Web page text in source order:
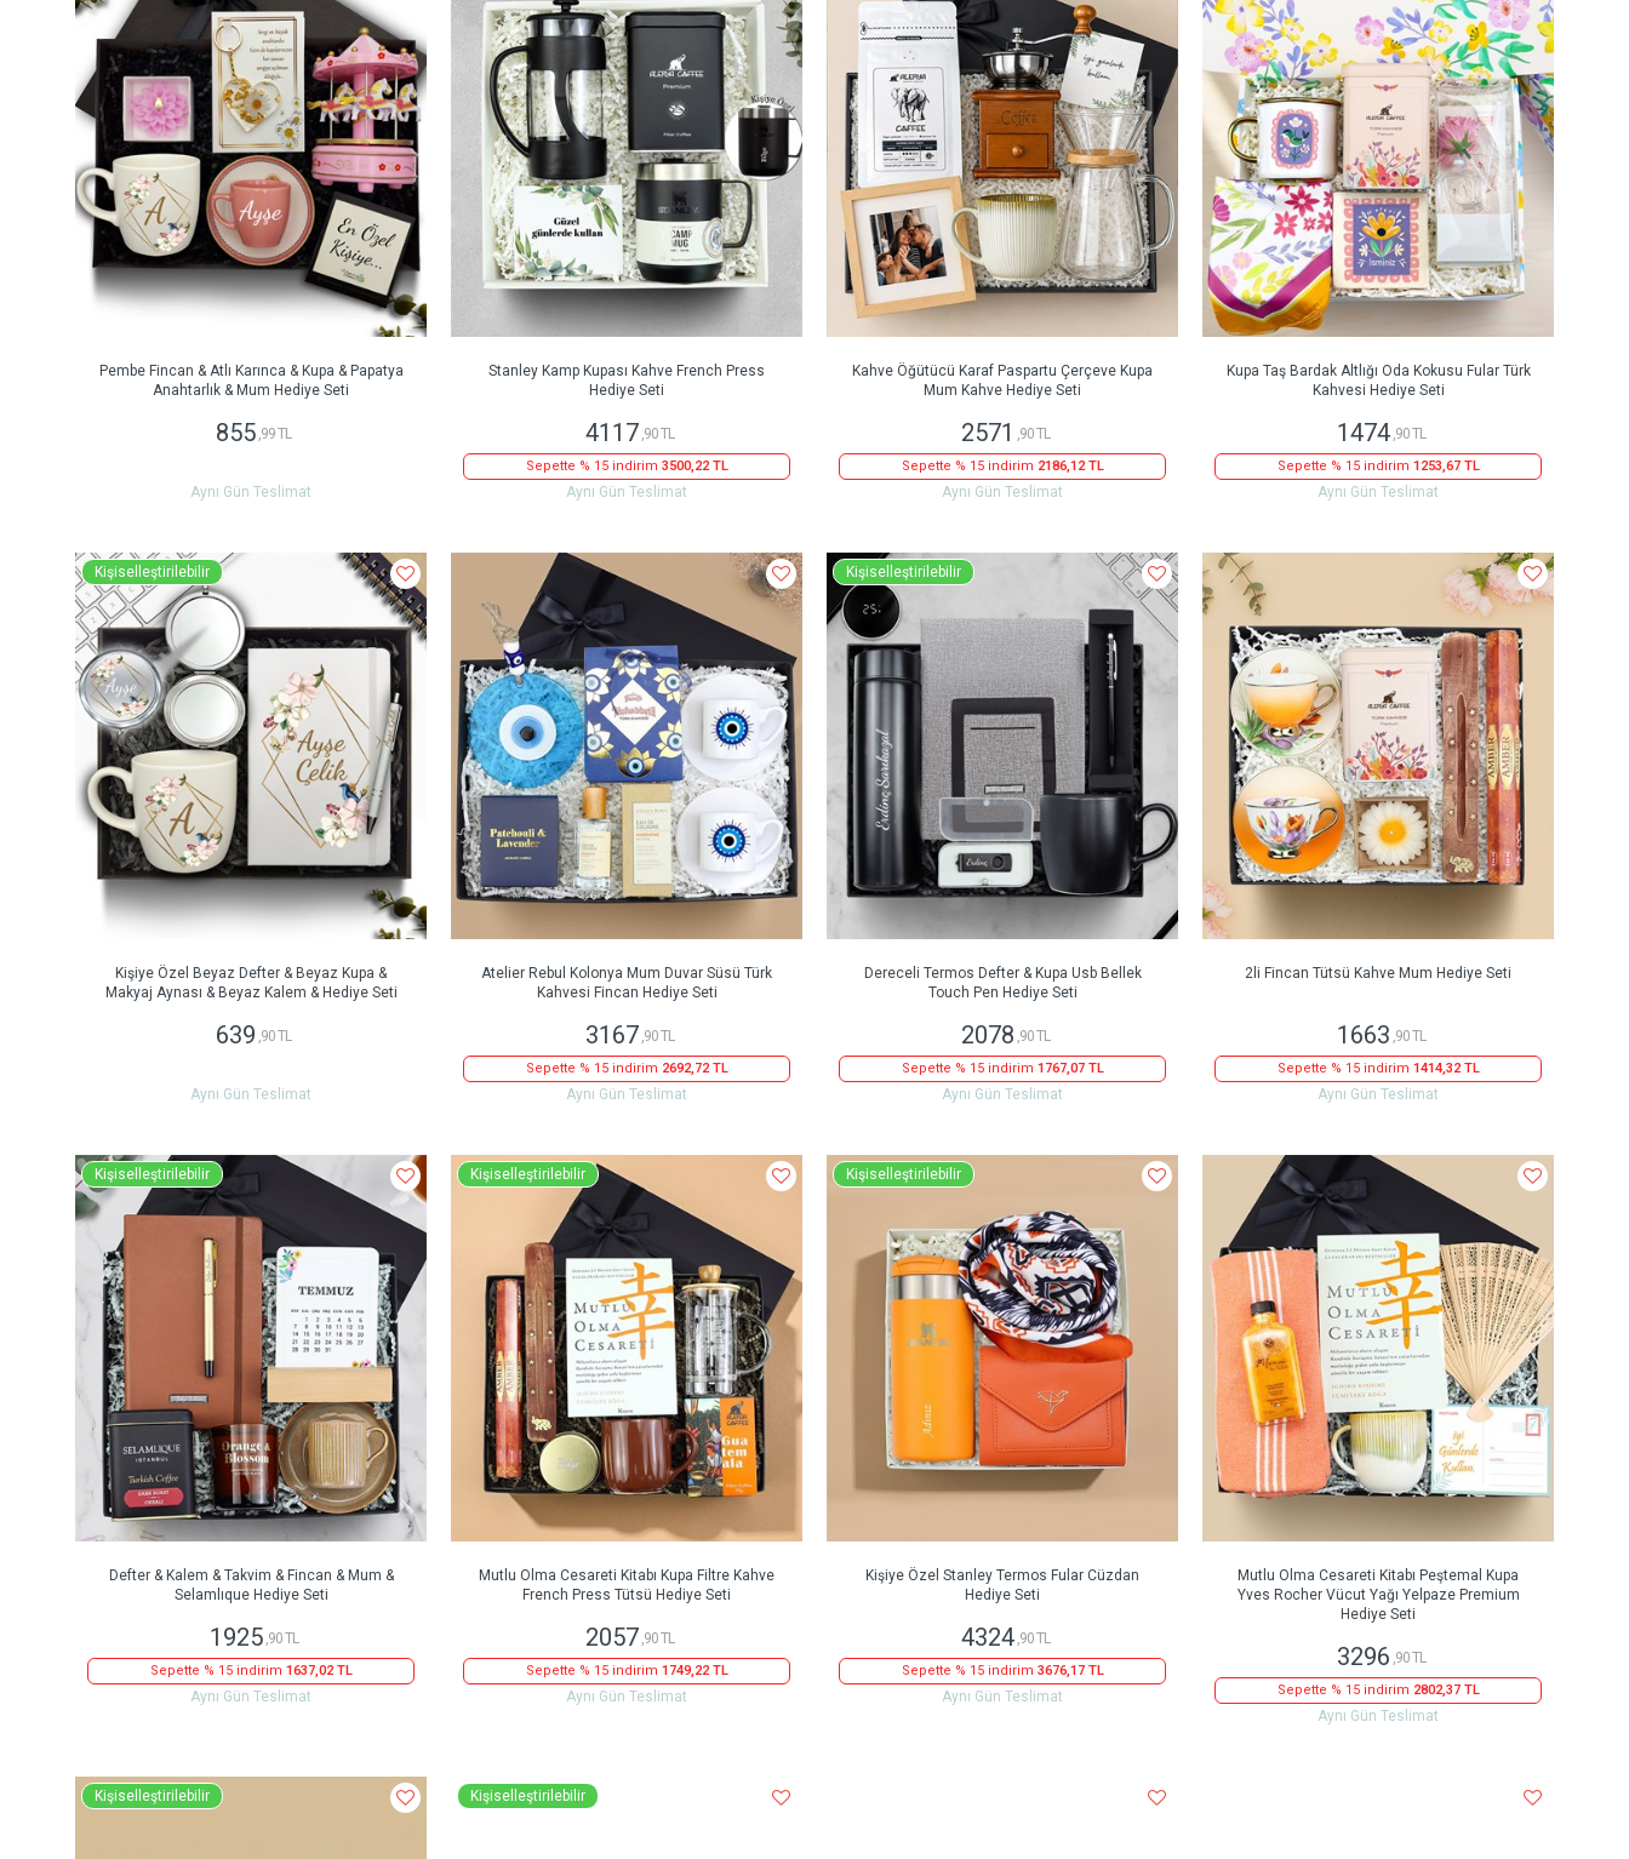
Pembe Fincan & Atlı Karınca & Kupa & Papatya
Anahtarlık & Mum Hediye Seti
855 ,99 TL
Aynı Gün Teslimat
Stanley Kamp Kupası Kahve French Press
Hediye Seti
4117 ,90 TL
Sepette % 15 indirim 3500,22 TL
Aynı Gün Teslimat
Kahve Öğütücü Karaf Paspartu Çerçeve Kupa
Mum Kahve Hediye Seti
2571 ,90 TL
Sepette % 15 indirim 2186,12 TL
Aynı Gün Teslimat
Kupa Taş Bardak Altlığı Oda Kokusu Fular Türk
Kahvesi Hediye Seti
1474 ,90 TL
Sepette % 15 indirim 1253,67 TL
Aynı Gün Teslimat
Kişiselleştirilebilir
Kişiye Özel Beyaz Defter & Beyaz Kupa &
Makyaj Aynası & Beyaz Kalem & Hediye Seti
639 ,90 TL
Aynı Gün Teslimat
Atelier Rebul Kolonya Mum Duvar Süsü Türk
Kahvesi Fincan Hediye Seti
3167 ,90 TL
Sepette % 15 indirim 2692,72 TL
Aynı Gün Teslimat
Kişiselleştirilebilir
Dereceli Termos Defter & Kupa Usb Bellek
Touch Pen Hediye Seti
2078 ,90 TL
Sepette % 15 indirim 1767,07 TL
Aynı Gün Teslimat
2li Fincan Tütsü Kahve Mum Hediye Seti
1663 ,90 TL
Sepette % 15 indirim 1414,32 TL
Aynı Gün Teslimat
Kişiselleştirilebilir
Defter & Kalem & Takvim & Fincan & Mum &
Selamlıque Hediye Seti
1925 ,90 TL
Sepette % 15 indirim 1637,02 TL
Aynı Gün Teslimat
Kişiselleştirilebilir
Mutlu Olma Cesareti Kitabı Kupa Filtre Kahve
French Press Tütsü Hediye Seti
2057 ,90 TL
Sepette % 15 indirim 1749,22 TL
Aynı Gün Teslimat
Kişiselleştirilebilir
Kişiye Özel Stanley Termos Fular Cüzdan
Hediye Seti
4324 ,90 TL
Sepette % 15 indirim 3676,17 TL
Aynı Gün Teslimat
Mutlu Olma Cesareti Kitabı Peştemal Kupa
Yves Rocher Vücut Yağı Yelpaze Premium
Hediye Seti
3296 ,90 TL
Sepette % 15 indirim 2802,37 TL
Aynı Gün Teslimat
Kişiselleştirilebilir Kişiselleştirilebilir